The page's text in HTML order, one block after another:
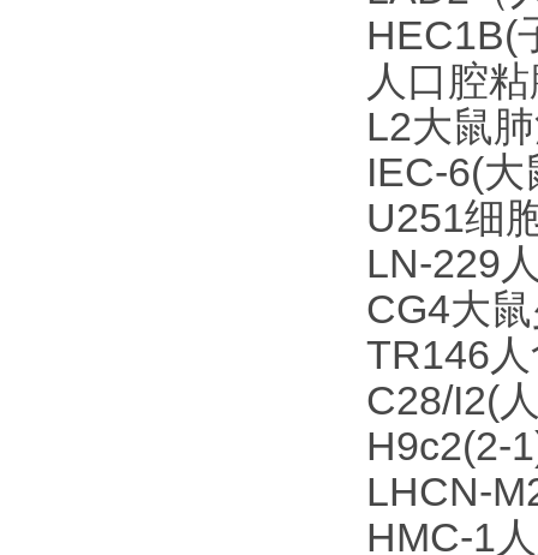
HEC1B(
人口腔
L2大鼠
IEC-6(
U251细
LN-229
CG4大
TR146
C28/I2(
H9c2(2-
LHCN-
HMC-1